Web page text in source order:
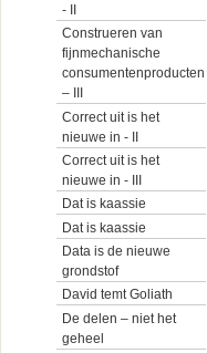
- II
Construeren van
fijnmechanische
consumentenproducten
– III
Correct uit is het
nieuwe in - II
Correct uit is het
nieuwe in - III
Dat is kaassie
Dat is kaassie
Data is de nieuwe
grondstof
David temt Goliath
De delen – niet het
geheel